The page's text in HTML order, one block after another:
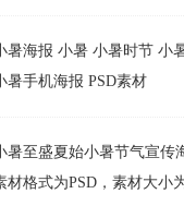
暑海报 小暑 小暑时节 小
暑手机海报 PSD素材
暑至盛夏始小暑节气宣传
材格式为PSD，素材大小